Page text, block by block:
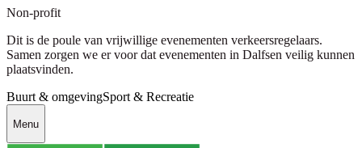
Non-profit
Dit is de poule van vrijwillige evenementen verkeersregelaars.
Samen zorgen we er voor dat evenementen in Dalfsen veilig kunnen
plaatsvinden.
Buurt & omgevingSport & Recreatie
Menu